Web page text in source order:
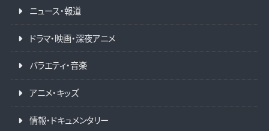
ニュース・報道
ドラマ・映画・深夜アニメ
バラエティ・音楽
アニメ・キッズ
情報・ドキュメンタリー